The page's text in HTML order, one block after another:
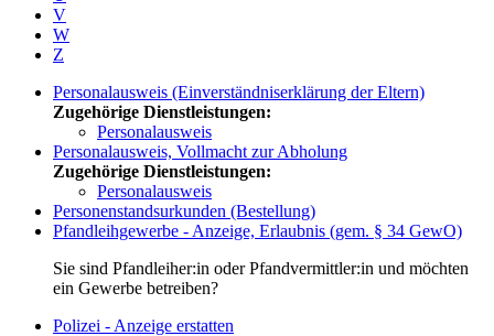
V
W
Z
Personalausweis (Einverständniserklärung der Eltern)
Zugehörige Dienstleistungen:
Personalausweis
Personalausweis, Vollmacht zur Abholung
Zugehörige Dienstleistungen:
Personalausweis
Personenstandsurkunden (Bestellung)
Pfandleihgewerbe - Anzeige, Erlaubnis (gem. § 34 GewO)
Sie sind Pfandleiher:in oder Pfandvermittler:in und möchten
ein Gewerbe betreiben?
Polizei - Anzeige erstatten